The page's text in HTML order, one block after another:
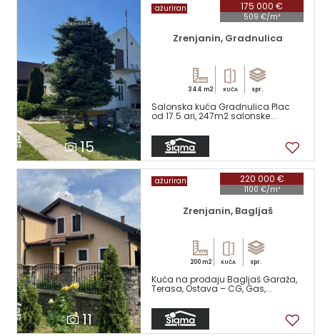
15
175 000 €
509 €/m²
ažuriran
Zrenjanin, Gradnulica
344 m2 KUĆA spr.
Salonska kuća Gradnulica Plac
od 17.5 ari, 247m2 salonske...
11
220 000 €
1100 €/m²
ažuriran
Zrenjanin, Bagljaš
200 m2 KUĆA spr.
Kuća na prodaju Bagljaš Garaža,
Terasa, Ostava – CG, Gas,...